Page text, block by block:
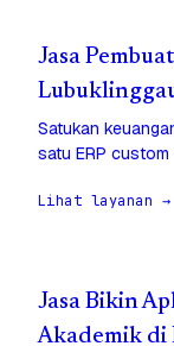
Jasa
Satukan
satu ERP
Lihat layanan →
Jasa Bikin
Akademik di